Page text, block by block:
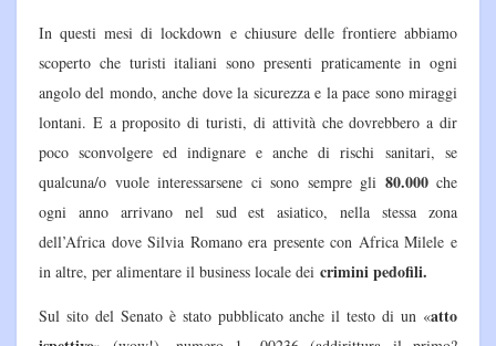
In questi mesi di lockdown e chiusure delle frontiere abbiamo
scoperto che turisti italiani sono presenti praticamente in ogni
angolo del mondo, anche dove la sicurezza e la pace sono miraggi
lontani. E a proposito di turisti, di attività che dovrebbero a dir
poco sconvolgere ed indignare e anche di rischi sanitari, se
qualcuna/o vuole interessarsene ci sono sempre gli 80.000che
ogni anno arrivano nel sud est asiatico, nella stessa zona
dell’Africa dove Silvia Romano era presente con Africa Milele e
in altre, per alimentare il business locale dei crimini pedofili.
Sul sito del Senato è stato pubblicato anche il testo di un «atto